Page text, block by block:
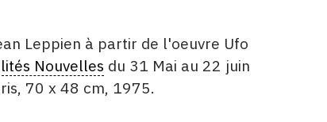
Leppien à partir de l'oeuvre Ufo
Nouvelles du 31 Mai au 22 juin
70 x 48 cm, 1975.